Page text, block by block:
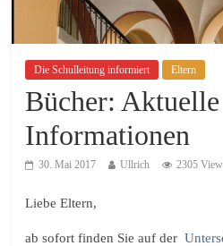
Die Schulleitung informiert Eltern
Bücher: Aktuelle
Informationen
30. Mai 2017 Ullrich 2305
Liebe Eltern,
ab sofort finden Sie auf der